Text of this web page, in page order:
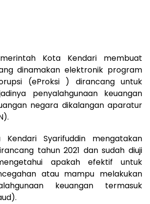
Kota Kendari membuat
dinamakan elektronik program
(eProksi ) dirancang untuk
penyalahgunaan keuangan
negara dikalangan aparatur
Kendari Syarifuddin mengatakan
tahun 2021 dan sudah diuji
apakah efektif untuk
atau mampu melakukan
keuangan termasuk